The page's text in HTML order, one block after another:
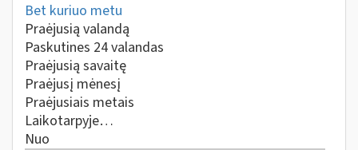
Bet kuriuo metu
Praėjusią valandą
Paskutines 24 valandas
Praėjusią savaitę
Praėjusį mėnesį
Praėjusiais metais
Laikotarpyje…
Nuo